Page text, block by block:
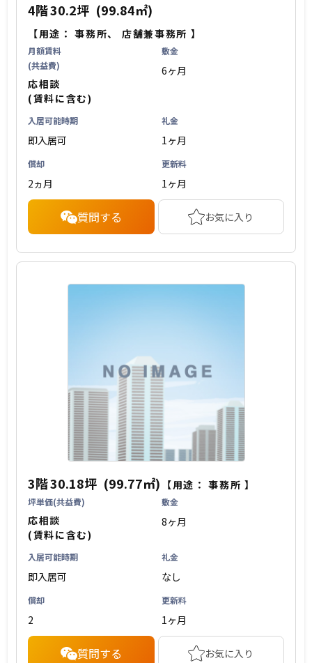
4階30.2坪 (99.84㎡)
【用途：事務所、 店舗兼事務所 】
月額賃料
(共益費)
応相談
(賃料に含む)
敷金
6ヶ月
入居可能時期
即入居可
礼金
1ヶ月
償却
2ヵ月
更新料
1ヶ月
質問する お気に入り
3階30.18坪 (99.77㎡) 【用途：事務所 】
坪単価(共益費)
応相談
(賃料に含む)
敷金
8ヶ月
入居可能時期
即入居可
礼金
なし
償却
2
更新料
1ヶ月
質問する お気に入り